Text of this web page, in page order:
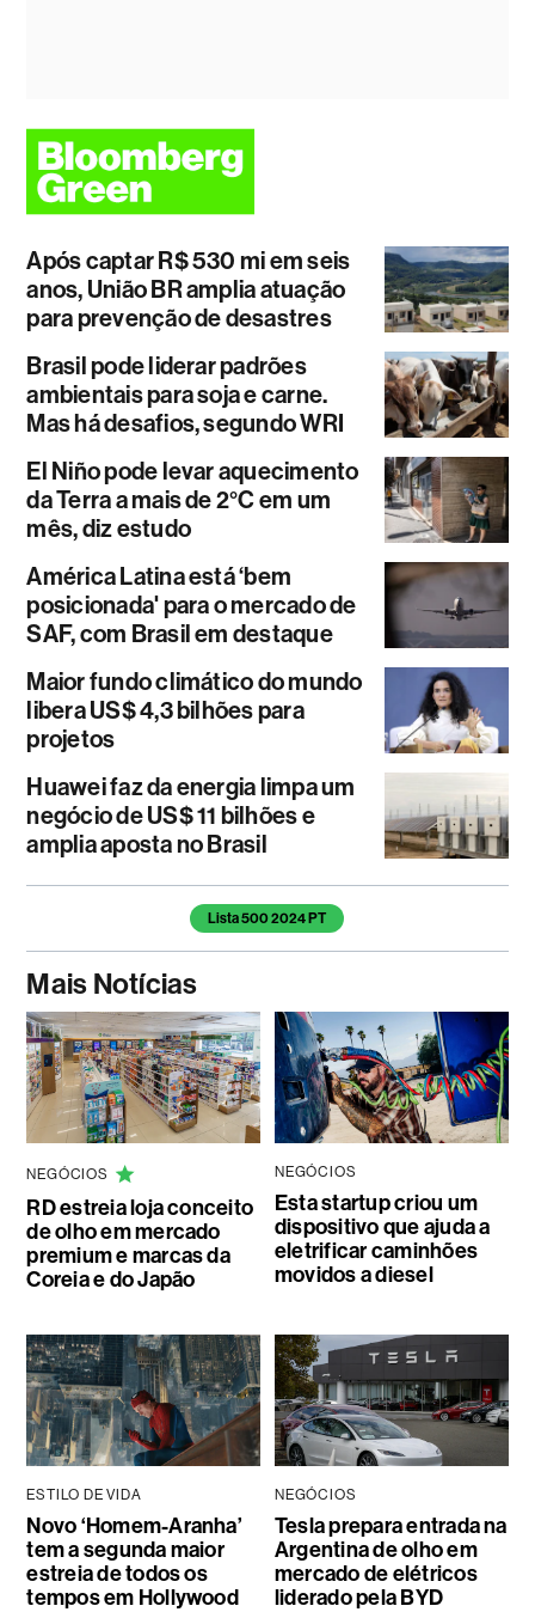
Após captar R$ 530 mi em seis
anos, União BR amplia atuação
para prevenção de desastres
Brasil pode liderar padrões
ambientais para soja e carne.
Mas há desafios, segundo WRI
El Niño pode levar aquecimento
da Terra a mais de 2°C em um
mês, diz estudo
América Latina está ‘bem
posicionada' para o mercado de
SAF, com Brasil em destaque
Maior fundo climático do mundo
libera US$ 4,3 bilhões para
projetos
Huawei faz da energia limpa um
negócio de US$ 11 bilhões e
amplia aposta no Brasil
Temas deste artigoLista 500 2024 PT
Mais Notícias
NEGÓCIOS
RD estreia loja conceito
de olho em mercado
premium e marcas da
Coreia e do Japão
NEGÓCIOS
Esta startup criou um
dispositivo que ajuda a
eletrificar caminhões
movidos a diesel
ESTILO DE VIDA
Novo ‘Homem-Aranha’
tem a segunda maior
estreia de todos os
tempos em Hollywood
NEGÓCIOS
Tesla prepara entrada na
Argentina de olho em
mercado de elétricos
liderado pela BYD